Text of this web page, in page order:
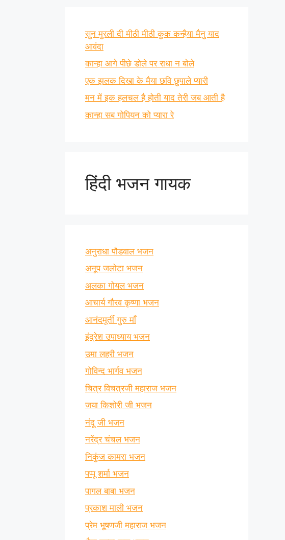
सुन मुरली दी मीठी मीठी कुक कन्हैया मैनु याद
आवंदा
कान्हा आगे पीछे डोले पर राधा न बोले
एक झलक दिखा के मैया छवि छुपाले प्यारी
मन में इक हलचल है होती याद तेरी जब आती है
कान्हा सब गोपियन को प्यारा रे
हिंदी भजन गायक
अनुराधा पौडवाल भजन
अनूप जलोटा भजन
अलका गोयल भजन
आचार्य गौरव कृष्णा भजन
आनंदमूर्ती गुरु माँ
इंद्रेश उपाध्याय भजन
उमा लहरी भजन
गोविन्द भार्गव भजन
चित्र विचत्रजी महाराज भजन
जया किशोरी जी भजन
नंदू जी भजन
नरेंद्र चंचल भजन
निकुंज कामरा भजन
पप्पू शर्मा भजन
पागल बाबा भजन
प्रकाश माली भजन
प्रेम भूषणजी महाराज भजन